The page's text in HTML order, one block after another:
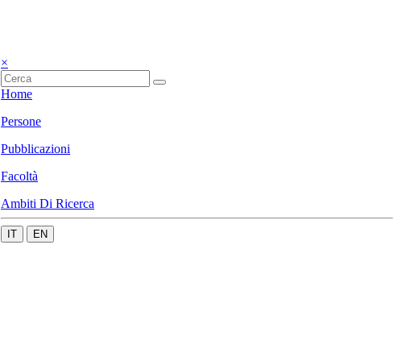
×
Home
Persone
Pubblicazioni
Facoltà
Ambiti Di Ricerca
IT EN